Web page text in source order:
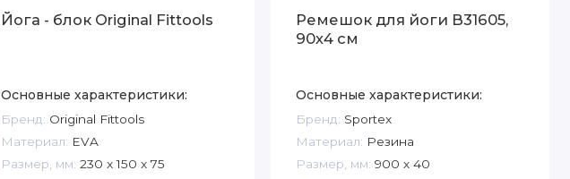
Йога - блок Original Fittools
Основные характеристики:
Бренд: Original Fittools
Материал: EVA
Размер, мм: 230 x 150 x 75
Ремешок для йоги B31605,
90х4 см
Основные характеристики:
Бренд: Sportex
Материал: Резина
Размер, мм: 900 х 40